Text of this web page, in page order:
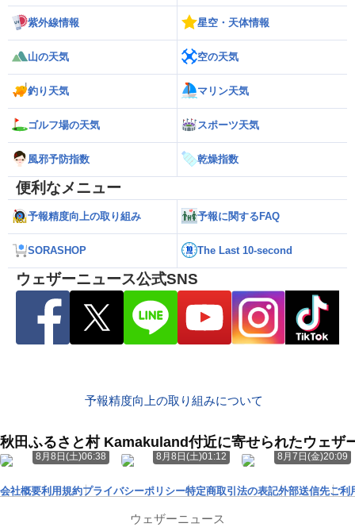
紫外線情報 星空・天体情報
山の天気 空の天気
釣り天気 マリン天気
ゴルフ場の天気 スポーツ天気
風邪予防指数 乾燥指数
便利なメニュー
予報精度向上の取り組み 予報に関するFAQ
SORASHOP The Last 10-second
ウェザーニュース公式SNS
予報精度向上の取り組みについて
秋田ふるさと村 Kamakuland付近に寄せられたウェザ
8月8日(土)06:38 8月8日(土)01:12 8月7日(金)20:09
会社概要利用規約プライバシーポリシー特定商取引法の表記外部送信先ご利
ウェザーニュース